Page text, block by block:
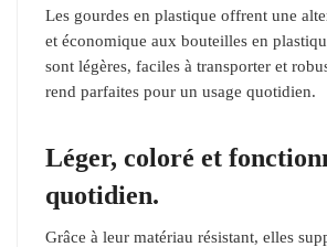
Les gourdes en plastique offrent une
et économique aux bouteilles en
sont légères, faciles à transporter et
rend parfaites pour un usage quotidien.
Léger, coloré et
quotidien.
Grâce à leur matériau résistant, elles